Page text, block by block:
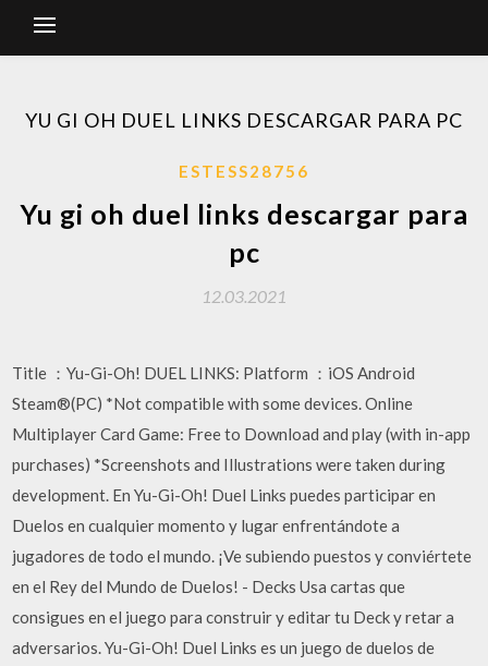
YU GI OH DUEL LINKS DESCARGAR PARA PC
ESTESS28756
Yu gi oh duel links descargar para
pc
12.03.2021
Title ：Yu-Gi-Oh! DUEL LINKS: Platform ：iOS Android
Steam®(PC) *Not compatible with some devices. Online
Multiplayer Card Game: Free to Download and play (with in-app
purchases) *Screenshots and Illustrations were taken during
development. En Yu-Gi-Oh! Duel Links puedes participar en
Duelos en cualquier momento y lugar enfrentándote a
jugadores de todo el mundo. ¡Ve subiendo puestos y conviértete
en el Rey del Mundo de Duelos! - Decks Usa cartas que
consigues en el juego para construir y editar tu Deck y retar a
adversarios. Yu-Gi-Oh! Duel Links es un juego de duelos de